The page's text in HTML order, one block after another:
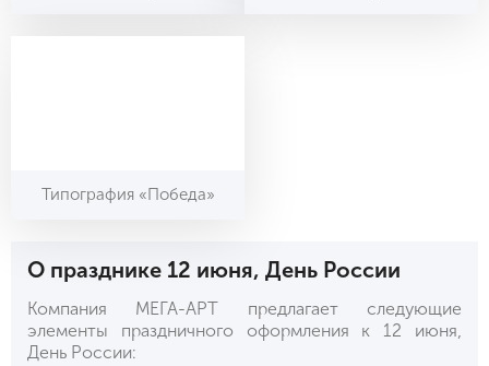
Типография «Победа»
О празднике 12 июня, День России
Компания МЕГА-АРТ предлагает следующие
элементы праздничного оформления к 12 июня,
День России: